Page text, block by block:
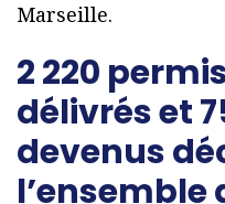
Marseille.
2 220
délivrés et
devenus
l’ensemble